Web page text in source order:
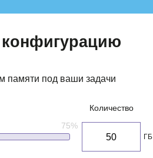
памяти под ваши задачи
Количество
75%
ГБ